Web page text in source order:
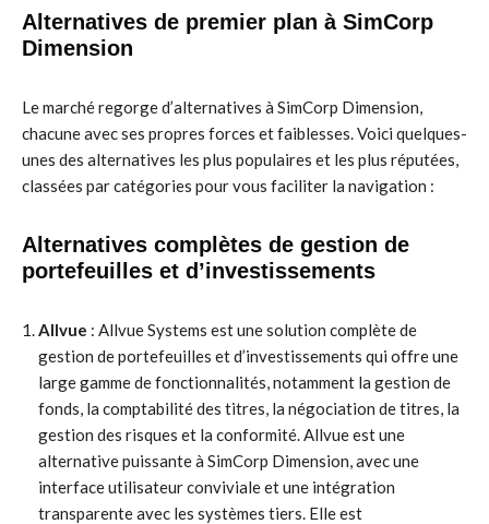
Alternatives de premier plan à SimCorp
Dimension
Le marché regorge d’alternatives à SimCorp Dimension,
chacune avec ses propres forces et faiblesses. Voici quelques-
unes des alternatives les plus populaires et les plus réputées,
classées par catégories pour vous faciliter la navigation :
Alternatives complètes de gestion de
portefeuilles et d’investissements
Allvue : Allvue Systems est une solution complète de
gestion de portefeuilles et d’investissements qui offre une
large gamme de fonctionnalités, notamment la gestion de
fonds, la comptabilité des titres, la négociation de titres, la
gestion des risques et la conformité. Allvue est une
alternative puissante à SimCorp Dimension, avec une
interface utilisateur conviviale et une intégration
transparente avec les systèmes tiers. Elle est